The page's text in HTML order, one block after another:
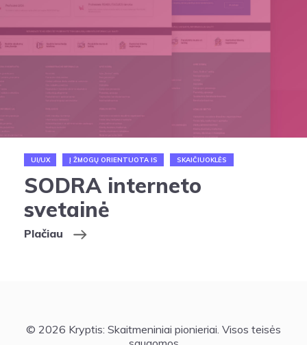
UI/UX Į ŽMOGŲ ORIENTUOTA IS SKAIČIUOKLĖS
SODRA interneto
svetainė
Plačiau
© 2026 Kryptis: Skaitmeniniai pionieriai. Visos teisės